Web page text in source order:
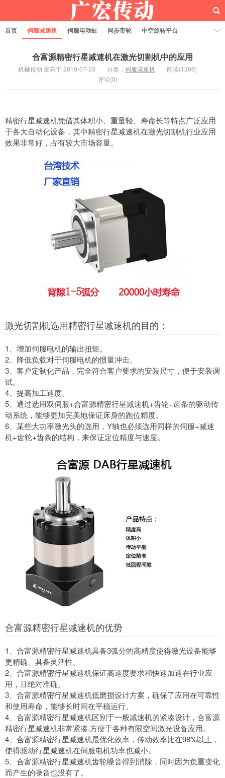
首页 伺服减速机 伺服电动缸 同步带轮
中空旋转平台
合富源精密行星减速机在激光切割机中的应用
机械传动 发布于 2019-07-23 分类： 伺服减速机
阅读(1306)
评论(0)
精密行星减速机凭借其体积小、重量轻、寿命长等特点广泛应用
于各大自动化设备，其中精密行星减速机在激光切割机行业应用
效果非常好，占有较大市场容量。
激光切割机选用精密行星减速机的目的：
1、增加伺服电机的输出扭矩。
2、降低负载对于伺服电机的惯量冲击。
3、客户定制化产品，完全符合客户要求的安装尺寸，便于安装调
试。
4、提高加工速度。
5、通过选用双伺服+合富源精密行星减速机+齿轮+齿条的驱动传
动系统，能够更加完美地保证床身的跑位精度。
6、某些大功率激光头的选用，Y轴也必须选用同样的伺服+减速
机+齿轮+齿条的结构，来保证定位精度与速度。
合富源精密行星减速机的优势
1、合富源精密行星减速机具备3弧分的高精度使得激光设备能够
更精确、具备灵活性。
2、合富源精密行星减速机保证高速度要求和快速加速在行业应
用，且绝对准确。
3、合富源精密行星减速机低磨损设计方案，确保了应用在可靠性
和使用寿命，能够长时间在平稳运行。
4、合富源精密行星减速机区别于一般减速机的紧凑设计，合富源
精密行星减速机非常紧凑,方便于各种有限空间激光设备应用。
4、合富源精密行星减速机最优化效率，传动效率比在98%以上，
使得驱动行星减速机在伺服电机功率也减小。
5、合富源精密行星减速机齿轮噪音得到消除，同时因为负重变化
而产生的噪音也没有了。